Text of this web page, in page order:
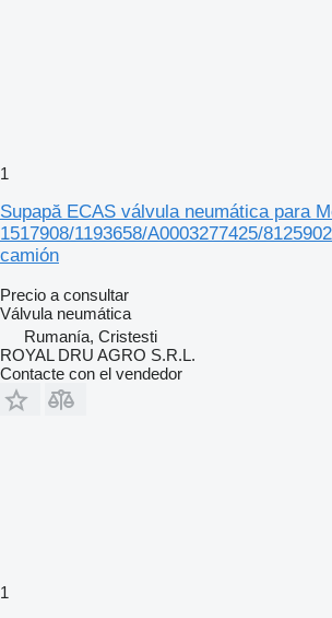
1
Supapă ECAS válvula neumática para
1517908/1193658/A0003277425/
camión
Precio a consultar
Válvula neumática
Rumanía, Cristesti
ROYAL DRU AGRO S.R.L.
Contacte con el vendedor
1